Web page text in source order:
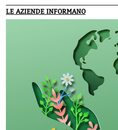
LE AZIENDE INFORMANO